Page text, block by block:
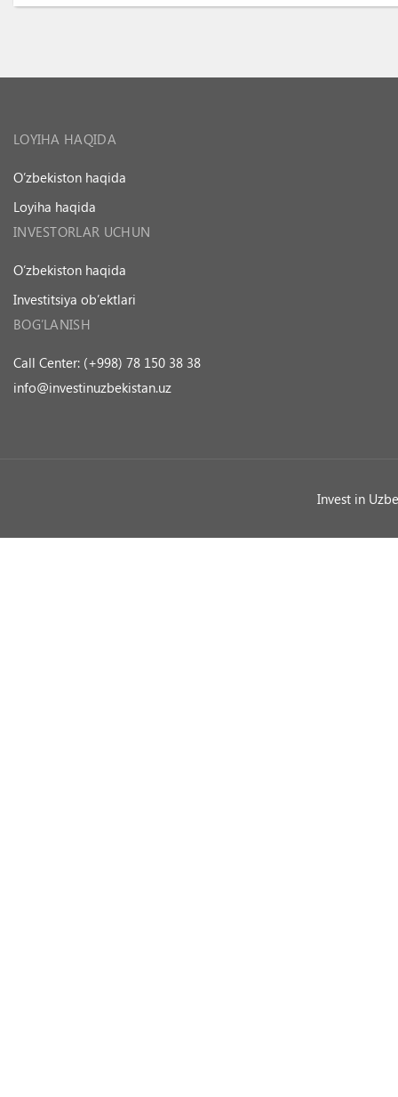
LOYIHA HAQIDA
O’zbekiston haqida
Loyiha haqida
INVESTORLAR UCHUN
O’zbekiston haqida
Investitsiya ob’ektlari
BOG’LANISH
Call Center: (+998) 78 150 38 38
info@investinuzbekistan.uz
Invest in